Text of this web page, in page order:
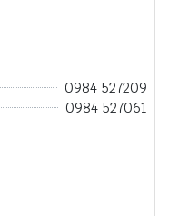
0984 527209
0984 527061